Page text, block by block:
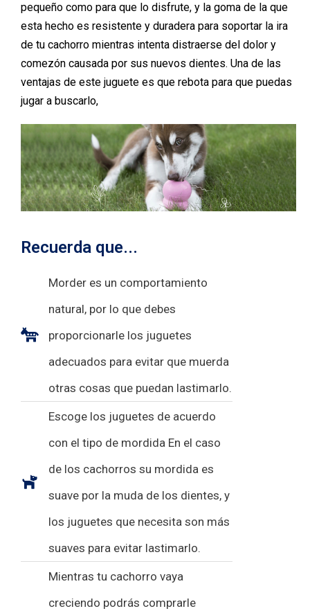
pequeño como para que lo disfrute, y la goma de la que
esta hecho es resistente y duradera para soportar la ira
de tu cachorro mientras intenta distraerse del dolor y
comezón causada por sus nuevos dientes. Una de las
ventajas de este juguete es que rebota para que puedas
jugar a buscarlo,
Recuerda que...
Morder es un comportamiento
natural, por lo que debes
proporcionarle los juguetes
adecuados para evitar que muerda
otras cosas que puedan lastimarlo.
Escoge los juguetes de acuerdo
con el tipo de mordida En el caso
de los cachorros su mordida es
suave por la muda de los dientes, y
los juguetes que necesita son más
suaves para evitar lastimarlo.
Mientras tu cachorro vaya
creciendo podrás comprarle